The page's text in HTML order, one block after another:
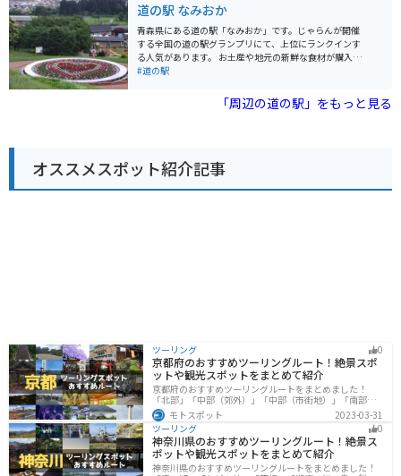
生息しています。周辺では、しじみ漁が盛んに行われて
おり、道の駅でも新鮮なしじみが販売されています。ベ
ンセ湿原は、貴重な動植物が生息する湿原です。遊歩道
が整備されており、自然観察を楽しむことができます。
け込んだもので、ご飯のお供にぴったりです。 バイクで
訪れる際は、道の駅に隣接する駐車場にバイク専用の駐
車スペースがあります。道の駅 つるたは、雄大な自然と
地元の美味しい食べ物を満喫できるスポットです。ドラ
イブやツーリングの休憩にぜひお立ち寄りください。
道の駅 なみおか
青森県にある道の駅「なみおか」です。じゃらんが開催
する全国の道の駅グランプリにて、上位にランクインす
る人気があります。 お土産や地元の新鮮な食材が購入で
きるのは勿論のこと、リンゴの収穫時期にはもぎ取り体
色が一望できるほか、無料の遊具も充実しているため、
旅行者だけでなく家族連れの利用者が多い施設です。
#道の駅
「周辺の道の駅」をもっと見る
オススメスポット紹介記事
ツーリング 0
京都府のおすすめツーリングルート！絶景スポ
ットや観光スポットをまとめて紹介
京都府のおすすめツーリングルートをまとめました！
「北部」「中部（郊外）」「中部（市街地）」「南部」
の4つのルート紹介します。古い町並みや神社仏閣、自然
に囲まれた風光明媚なスポットが数多く存在し、様々な
楽しみ方ができます。バイクで京都府にツーリングに行
く際は参考にしてください。
モトスポット
2023-03-31
ツーリング
0
神奈川県のおすすめツーリングルート！絶景ス
ポットや観光スポットをまとめて紹介
神奈川県のおすすめツーリングルートをまとめました！